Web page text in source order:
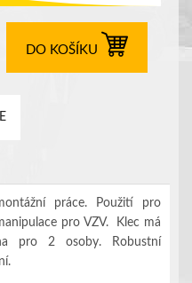
DO KOŠÍKU
práce. Použití pro
pro VZV. Klec má
pro 2 osoby. Robustní